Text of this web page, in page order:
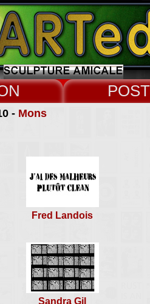
- Mons
Fred Landois
Sandra Gil